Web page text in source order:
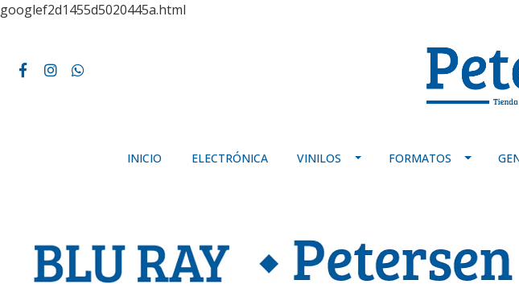
googlef2d1455d5020445a.html
INICIO ELECTRÓNICA VINILOS FORMATOS